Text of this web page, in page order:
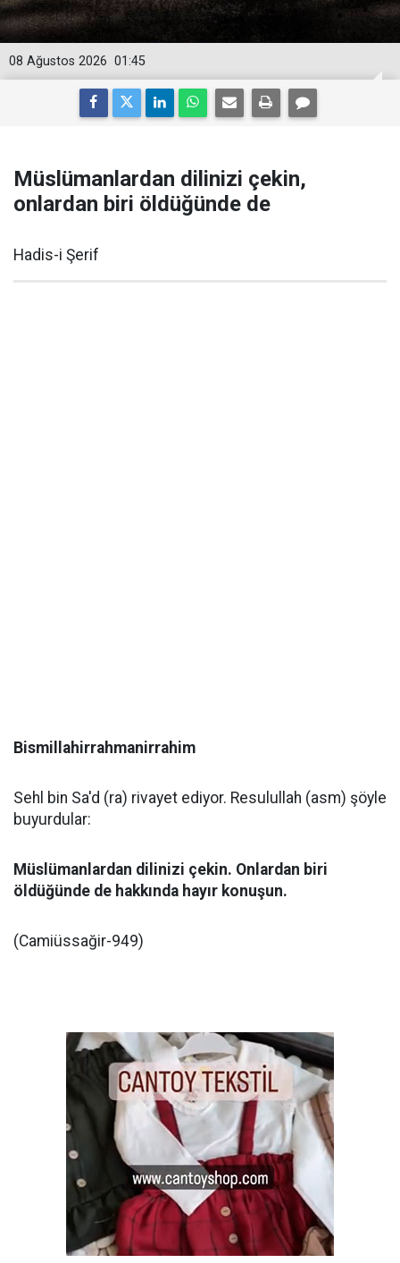
01:45
08 Ağustos 2026
Müslümanlardan dilinizi çekin,
onlardan biri öldüğünde de
Hadis-i Şerif
Bismillahirrahmanirrahim
Sehl bin Sa'd (ra) rivayet ediyor. Resulullah (asm) şöyle
buyurdular:
Müslümanlardan dilinizi çekin. Onlardan biri
öldüğünde de hakkında hayır konuşun.
(Camiüssağir-949)